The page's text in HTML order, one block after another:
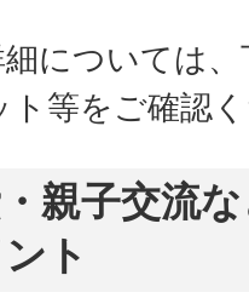
については
等をご確認
親子交流
ト